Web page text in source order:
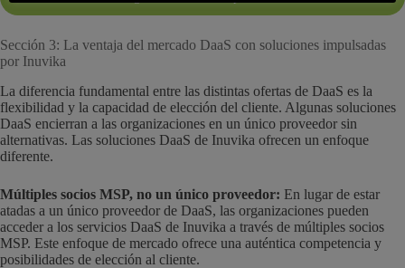
Sección 3: La ventaja del mercado DaaS con soluciones impulsadas
por Inuvika
La diferencia fundamental entre las distintas ofertas de DaaS es la
flexibilidad y la capacidad de elección del cliente. Algunas soluciones
DaaS encierran a las organizaciones en un único proveedor sin
alternativas. Las soluciones DaaS de Inuvika ofrecen un enfoque
diferente.
Múltiples socios MSP, no un único proveedor: En lugar de estar
atadas a un único proveedor de DaaS, las organizaciones pueden
acceder a los servicios DaaS de Inuvika a través de múltiples socios
MSP. Este enfoque de mercado ofrece una auténtica competencia y
posibilidades de elección al cliente.